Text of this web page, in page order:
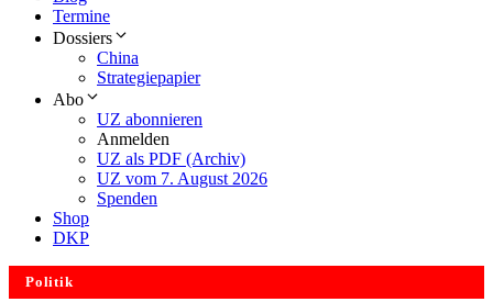
Termine
Dossiers
China
Strategiepapier
Abo
UZ abonnieren
Anmelden
UZ als PDF (Archiv)
UZ vom 7. August 2026
Spenden
Shop
DKP
Politik